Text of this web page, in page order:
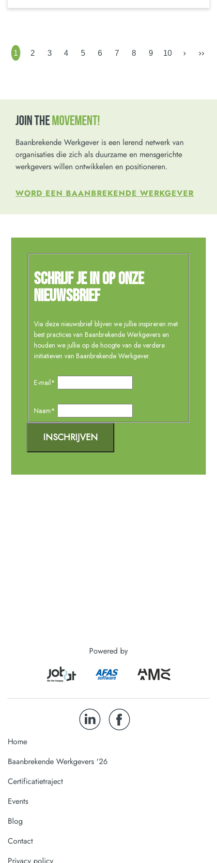
1 2 3 4 5 6 7 8 9 10 › ››
JOIN THEMOVEMENT!
Baanbrekende Werkgever is een lerend netwerk van
organisaties die zich als duurzame en mensgerichte
werkgevers willen ontwikkelen en positioneren.
WORD EEN BAANBREKENDE WERKGEVER
Powered by
Home
Baanbrekende Werkgevers '26
Certificatietraject
Events
Blog
Contact